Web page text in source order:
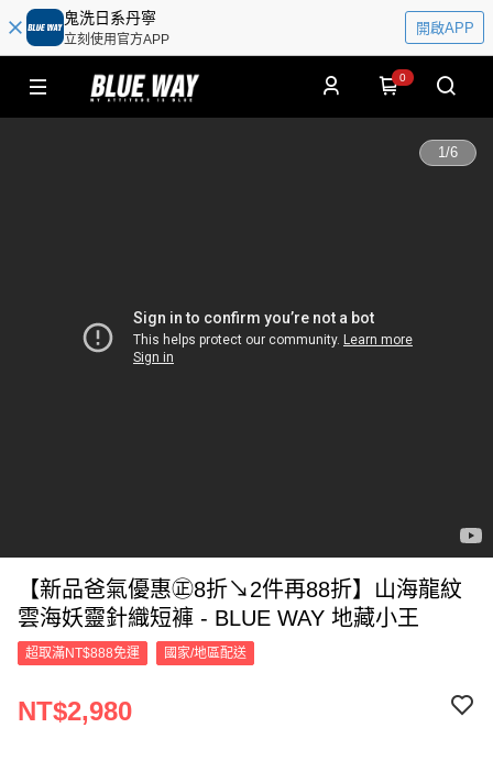
鬼洗日系丹寧
立刻使用官方APP
開啟APP
0
1/6
【新品爸氣優惠㊣8折↘2件再88折】山海龍紋
雲海妖靈針織短褲 - BLUE WAY 地藏小王
超取滿NT$888免運 國家/地區配送
NT$2,980